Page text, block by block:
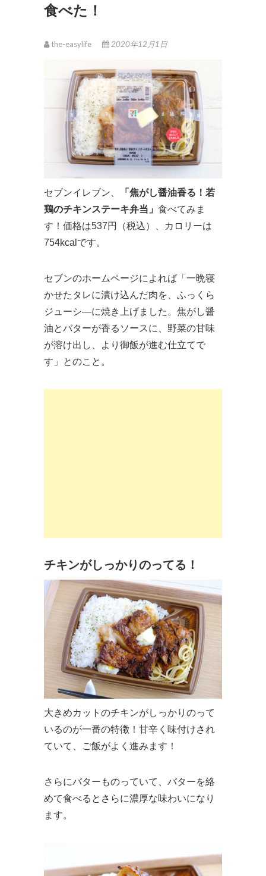
食べた！
the-easylife 2020年12月1日
セブンイレブン、
「焦がし醤油香る！若
鶏のチキンステーキ弁当」 食べてみま
す！価格は537円（税込）、カロリーは
754kcalです。
セブンのホームページによれば「一晩寝
かせたタレに漬け込んだ肉を、ふっくら
ジューシ―に焼き上げました。焦がし醤
油とバターが香るソースに、野菜の甘味
が溶け出し、より御飯が進む仕立てで
す」とのこと。
チキンがしっかりのってる！
大きめカットのチキンがしっかりのって
いるのが一番の特徴！甘辛く味付けされ
ていて、ご飯がよく進みます！
さらにバターものっていて、バターを絡
めて食べるとさらに濃厚な味わいになり
ます。